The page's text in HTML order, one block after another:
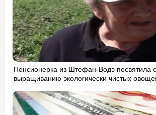
Пенсионерка из Штефан-Водэ посвятила
выращиванию экологически чистых